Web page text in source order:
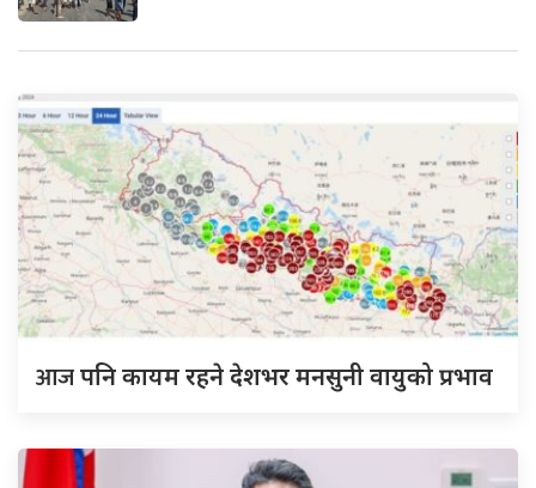
आजपनि कायम रहने देशभर मनसुनी वायुको प्रभाव